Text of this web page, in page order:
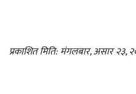
प्रकाशित मिति: मंगलबार, असार २३,